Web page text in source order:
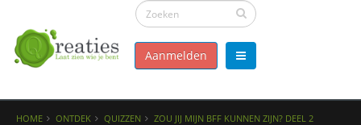
Aanmelden
HOME ONTDEK QUIZZEN
ZOU JIJ MIJN BFF KUNNEN ZIJN? DEEL 2